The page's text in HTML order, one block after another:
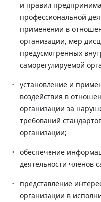
и правил
профессиональной
применении в
организации, мер
предусмотренных
саморегулируемой
установление и
воздействия в
организации за
требований
организации;
обеспечение
деятельности членов
представление
организации в